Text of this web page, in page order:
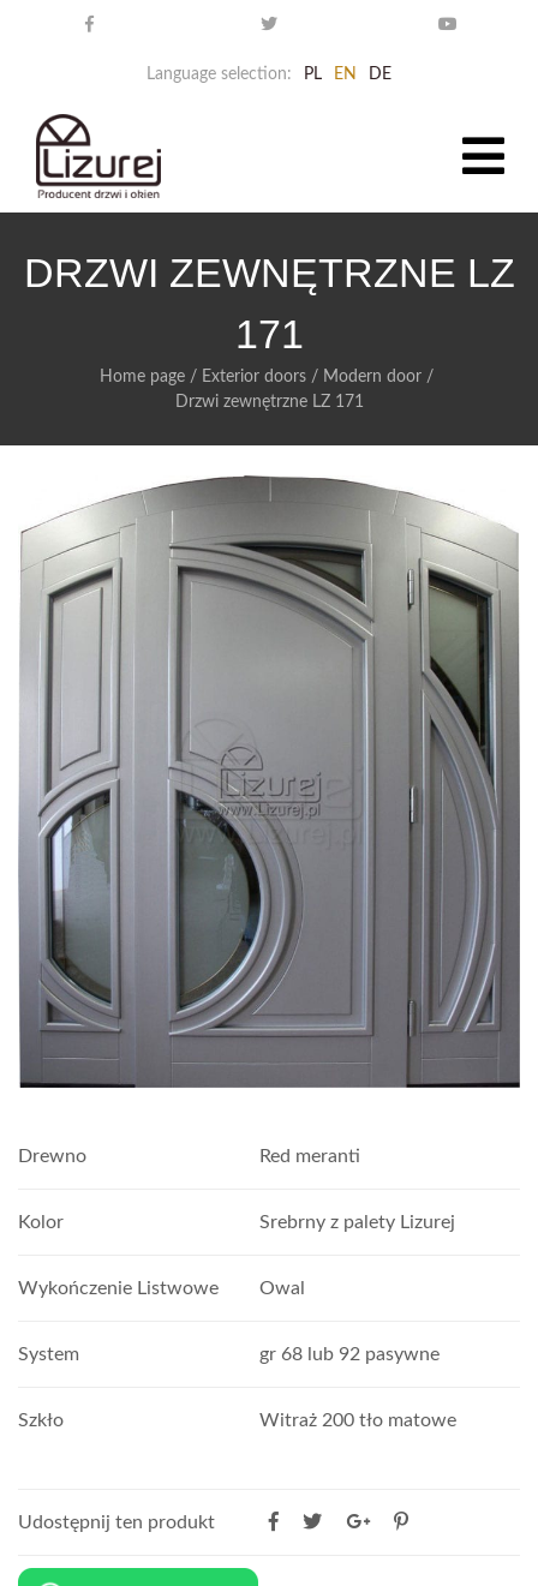
Language selection: PL EN DE
DRZWI ZEWNĘTRZNE LZ
171
Home page / Exterior doors / Modern door /
Drzwi zewnętrzne LZ 171
Drewno Red meranti
Kolor Srebrny z palety Lizurej
Wykończenie Listwowe Owal
System gr 68 lub 92 pasywne
Szkło Witraż 200 tło matowe
Udostępnij ten produkt